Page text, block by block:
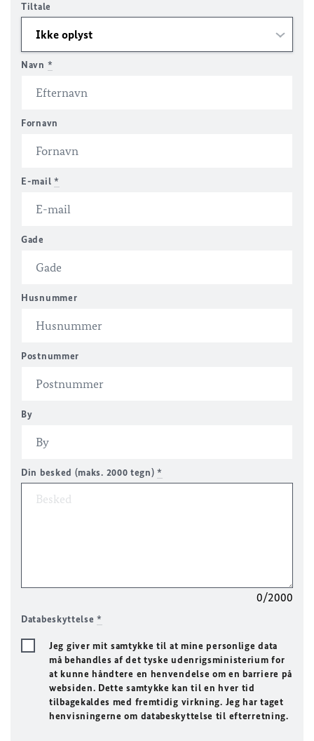
Tiltale
Navn *
Fornavn
E-mail *
Gade
Husnummer
Postnummer
By
Din besked (maks. 2000 tegn)*
0/2000
Databeskyttelse*
Jeg giver mit samtykke til at mine personlige data
må behandles af det tyske udenrigsministerium for
at kunne håndtere en henvendelse om en barriere på
websiden. Dette samtykke kan til en hver tid
tilbagekaldes med fremtidig virkning. Jeg har taget
henvisningerne om databeskyttelse til efterretning.